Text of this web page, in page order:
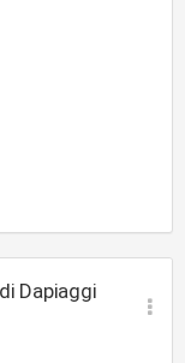
Dapiaggi